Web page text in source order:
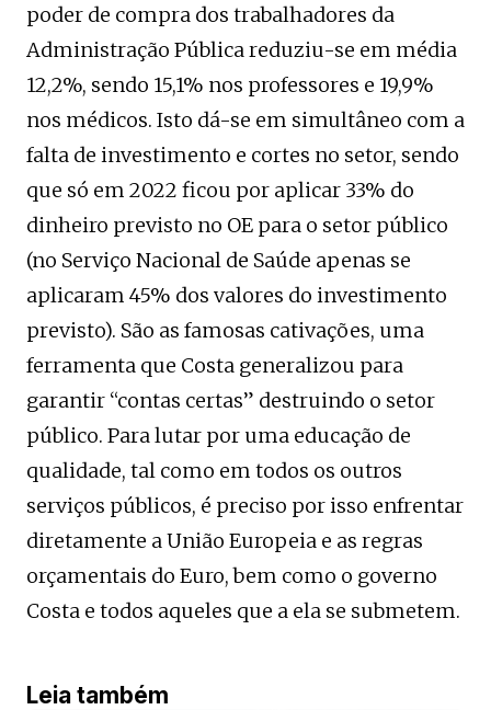
poder de compra dos trabalhadores da
Administração Pública reduziu-se em média
12,2%, sendo 15,1% nos professores e 19,9%
nos médicos. Isto dá-se em simultâneo com a
falta de investimento e cortes no setor, sendo
que só em 2022 ficou por aplicar 33% do
dinheiro previsto no OE para o setor público
(no Serviço Nacional de Saúde apenas se
aplicaram 45% dos valores do investimento
previsto). São as famosas cativações, uma
ferramenta que Costa generalizou para
garantir “contas certas” destruindo o setor
público. Para lutar por uma educação de
qualidade, tal como em todos os outros
serviços públicos, é preciso por isso enfrentar
diretamente a União Europeia e as regras
orçamentais do Euro, bem como o governo
Costa e todos aqueles que a ela se submetem.
Leia também